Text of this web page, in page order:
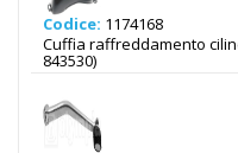
Codice: 1174168
Cuffia raffreddamento
843530)